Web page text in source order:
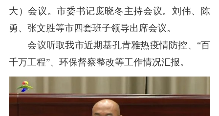
大）会议。市委书记庞晓冬主持会议。刘伟、陈
勇、张文胜等市四套班子领导出席会议。
会议听取我市近期基孔肯雅热疫情防控、“百
千万工程”、环保督察整改等工作情况汇报。